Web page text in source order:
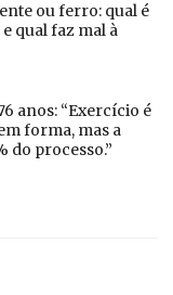
ou ferro: qual é
qual faz mal à
anos: “Exercício é
forma, mas a
do processo.”